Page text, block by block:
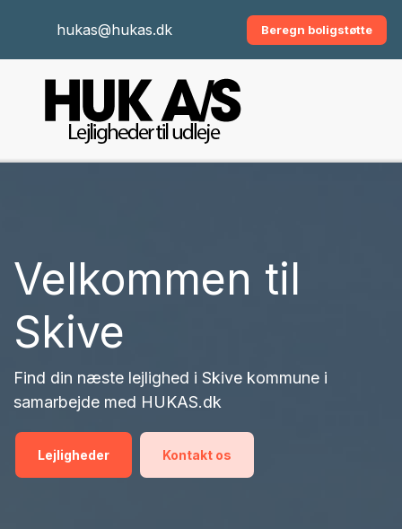
hukas@hukas.dk Beregn boligstøtte
Velkommen til
Skive
Find din næste lejlighed i Skive kommune i
samarbejde med HUKAS.dk
Lejligheder Kontakt os